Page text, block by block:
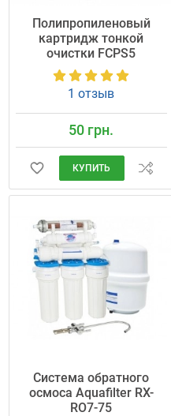
Полипропиленовый
картридж тонкой
очистки FCPS5
1 отзыв
50 грн.
КУПИТЬ
Система обратного
осмоса Aquafilter RX-
RO7-75